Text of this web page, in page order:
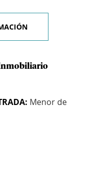
Inmobiliario
Menor de